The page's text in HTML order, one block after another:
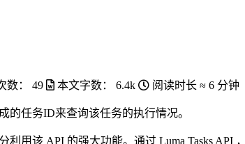
数： 49 本文字数： 6.4k 阅读时长 ≈ 6 分钟
的任务ID来查询该任务的执行情况。
用该 API 的强大功能。通过 Luma Tasks API